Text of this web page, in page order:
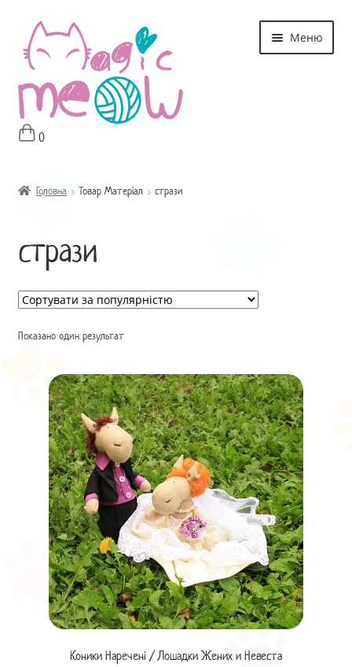
Перейти
до
навігації
Перейти
до
контенту
Меню
Головна
Магазин
Оплата і Доставка
Контакти
0
Головна Товар Матеріал стрази
стрази
Показано один результат
Коники Наречені / Лошадки Жених и Невеста